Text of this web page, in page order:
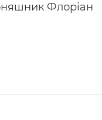
Флоріан